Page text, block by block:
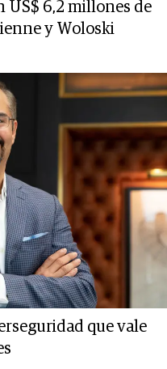
US$ 6,2 millones de
y Woloski
que vale